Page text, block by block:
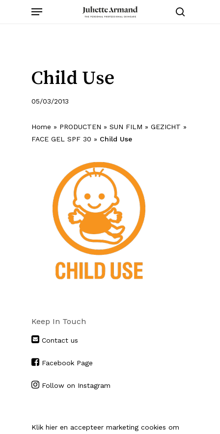
Menu
Child Use
05/03/2013
Home » PRODUCTEN » SUN FILM » GEZICHT »
FACE GEL SPF 30 » Child Use
Keep In Touch
Contact us
Facebook Page
Follow on Instagram
Klik hier en accepteer marketing cookies om